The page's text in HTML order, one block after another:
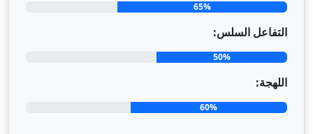
65%
التفاعل السلس:
50%
اللهجة:
60%